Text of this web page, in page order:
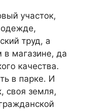
участок,
труд, а
магазине, да
качества.
в парке. И
своя земля,